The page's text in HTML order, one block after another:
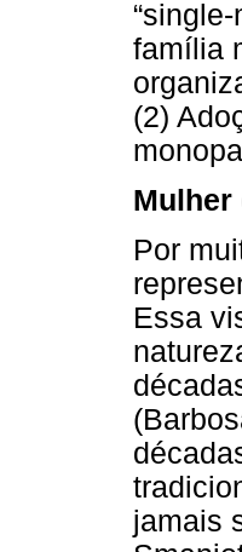
família
(2)
Mulher
Por
Essa
jamais